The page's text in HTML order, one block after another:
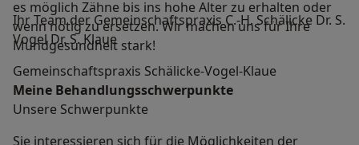
es möglich Zähne bis ins hohe Alter zu erhalten oder
wenn nötig zu ersetzen. Wir machen uns für Ihre
Mundgesundheit stark!
Ihr Team der Gemeinschaftspraxis C.-H. Schälicke Dr. S.
Vogel Dr. S. Klaue
Gemeinschaftspraxis Schälicke-Vogel-Klaue
Meine Behandlungs­schwerpunkte
Unsere Schwerpunkte
Sie interessieren sich für die Möglichkeiten der